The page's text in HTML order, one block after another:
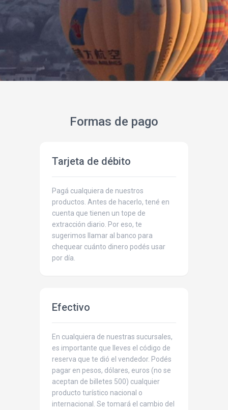
Formas de pago
Tarjeta de débito
Pagá cualquiera de nuestros
productos. Antes de hacerlo, tené en
cuenta que tienen un tope de
extracción diario. Por eso, te
sugerimos llamar al banco para
chequear cuánto dinero podés usar
por día.
Efectivo
En cualquiera de nuestras sucursales,
es importante que lleves el código de
reserva que te dió el vendedor. Podés
pagar en pesos, dólares, euros (no se
aceptan de billetes 500) cualquier
producto turístico nacional o
internacional. Se tomará el cambio del